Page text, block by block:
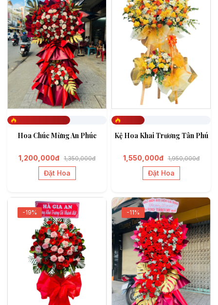
Hoa Chúc Mừng An Phúc
1,200,000đ 1,350,000đ
Đặt Hoa
Kệ Hoa Khai Trương Tân Phú
1,550,000đ 1,950,000đ
Đặt Hoa
-19% -11%